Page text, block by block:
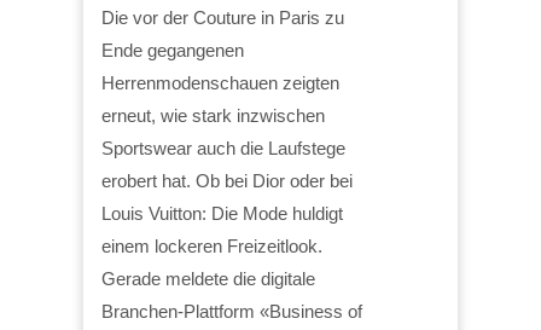
Die vor der Couture in Paris zu
Ende gegangenen
Herrenmodenschauen zeigten
erneut, wie stark inzwischen
Sportswear auch die Laufstege
erobert hat. Ob bei Dior oder bei
Louis Vuitton: Die Mode huldigt
einem lockeren Freizeitlook.
Gerade meldete die digitale
Branchen-Plattform «Business of